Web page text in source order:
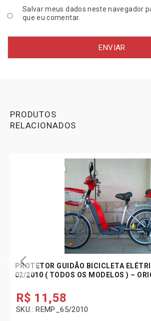
L
R
M
q
i
a
Salvar meus dados neste navegador
que eu comentar.
PRODUTOS
RELACIONADOS
PROTETOR GUIDÃO BICICLETA
02/2010 ( TODOS OS MODELOS ) –
R$ 11,58
SKU.: REMP_65/2010